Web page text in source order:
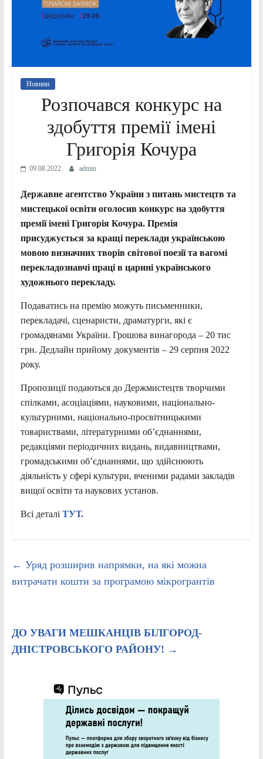
Новини
Розпочався конкурс на
здобуття премії імені
Григорія Кочура
09.08.2022 admin
Державне агентство України з питань мистецтв та
мистецької освіти оголосив конкурс на здобуття
премії імені Григорія Кочура. Премія
присуджується за кращі переклади українською
мовою визначних творів світової поезії та вагомі
перекладознавчі праці в царині українського
художнього перекладу.
Подаватись на премію можуть письменники,
перекладачі, сценаристи, драматурги, які є
громадянами України. Грошова винагорода – 20 тис
грн. Дедлайн прийому документів – 29 серпня 2022
року.
Пропозиції подаються до Держмистецтв творчими
спілками, асоціаціями, науковими, національно-
культурними, національно-просвітницькими
товариствами, літературними об’єднаннями,
редакціями періодичних видань, видавництвами,
громадськими об’єднаннями, що здійснюють
діяльність у сфері культури, вченими радами закладів
вищої освіти та наукових установ.
Всі деталі ТУТ.
← Уряд розширив напрямки, на які можна
витрачати кошти за програмою мікрогрантів
ДО УВАГИ МЕШКАНЦІВ БІЛГОРОД-
ДНІСТРОВСЬКОГО РАЙОНУ! →